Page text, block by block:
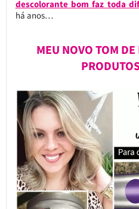
descolorante bom faz toda
há anos…
MEU NOVO TOM